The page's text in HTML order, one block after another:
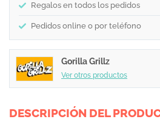
Regalos en todos los pedidos
Pedidos online o por teléfono
Gorilla Grillz
Ver otros productos
DESCRIPCIÓN DEL